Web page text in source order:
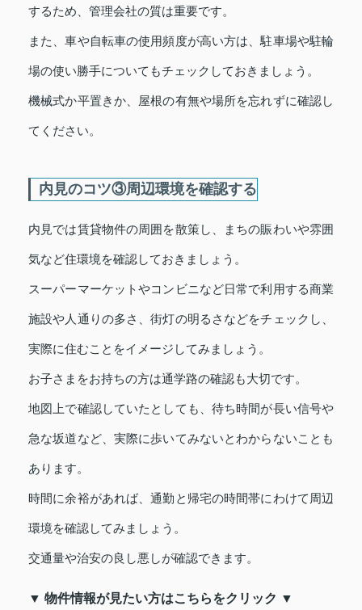
するため、管理会社の質は重要です。
また、車や自転車の使用頻度が高い方は、駐車場や駐輪
場の使い勝手についてもチェックしておきましょう。
機械式か平置きか、屋根の有無や場所を忘れずに確認し
てください。
内見のコツ③周辺環境を確認する
内見では賃貸物件の周囲を散策し、まちの賑わいや雰囲
気など住環境を確認しておきましょう。
スーパーマーケットやコンビニなど日常で利用する商業
施設や人通りの多さ、街灯の明るさなどをチェックし、
実際に住むことをイメージしてみましょう。
お子さまをお持ちの方は通学路の確認も大切です。
地図上で確認していたとしても、待ち時間が長い信号や
急な坂道など、実際に歩いてみないとわからないことも
あります。
時間に余裕があれば、通勤と帰宅の時間帯にわけて周辺
環境を確認してみましょう。
交通量や治安の良し悪しが確認できます。
▼ 物件情報が見たい方はこちらをクリック ▼